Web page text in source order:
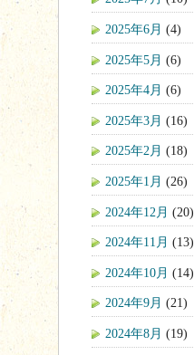
2025年6月 (4)
2025年5月 (6)
2025年4月 (6)
2025年3月 (16)
2025年2月 (18)
2025年1月 (26)
2024年12月 (20)
2024年11月 (13)
2024年10月 (14)
2024年9月 (21)
2024年8月 (19)